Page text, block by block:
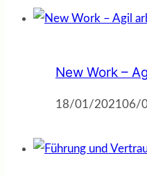
New Work –
18/01/202106/